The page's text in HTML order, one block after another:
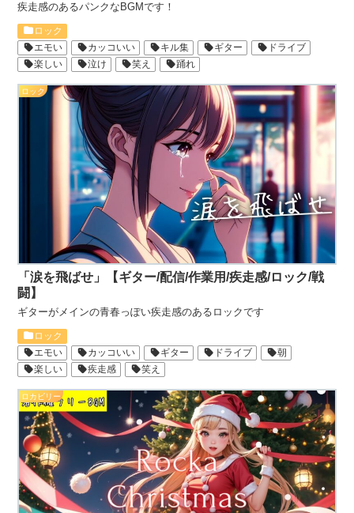
疾走感のあるパンクなBGMです！
ロック
エモい
カッコいい キル集 ギター
ドライブ
楽しい
泣け 笑え 踊れ
ロック
「涙を飛ばせ」【ギター/配信/作業用/疾走感/ロック/戦
闘】
ギターがメインの青春っぽい疾走感のあるロックです
ロック
エモい
カッコいい ギター ドライブ
朝
楽しい
疾走感 笑え
ロカビリー